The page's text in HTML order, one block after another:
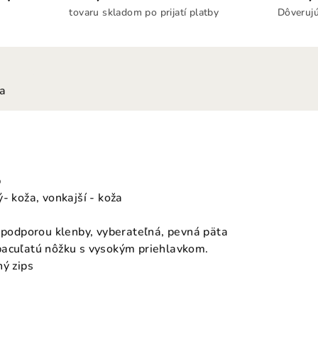
tovaru skladom po prijatí platby
koža, vonkajší - koža
klenby, vyberateľná, pevná päta
nôžku s vysokým priehlavkom.
zips